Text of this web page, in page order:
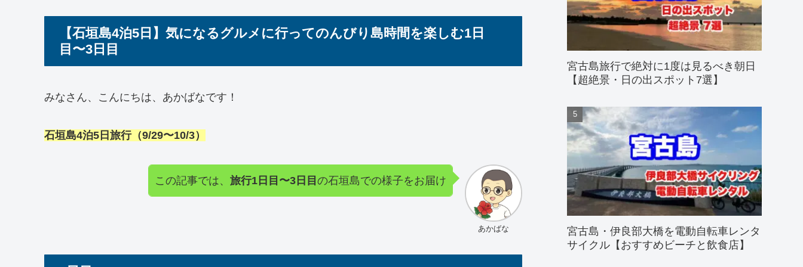
【石垣島4泊5日】気になるグルメに行ってのんびり島時間を楽しむ1日
目〜3日目
みなさん、こんにちは、あかばなです！
石垣島4泊5日旅行（9/29〜10/3）
あかばな
この記事では、 旅行1日目〜3日目 の石垣島での様子をお届け
宮古島旅行で絶対に1度は見るべき朝日
【超絶景・日の出スポット7選】
宮古島・伊良部大橋を電動自転車レンタ
サイクル【おすすめビーチと飲食店】